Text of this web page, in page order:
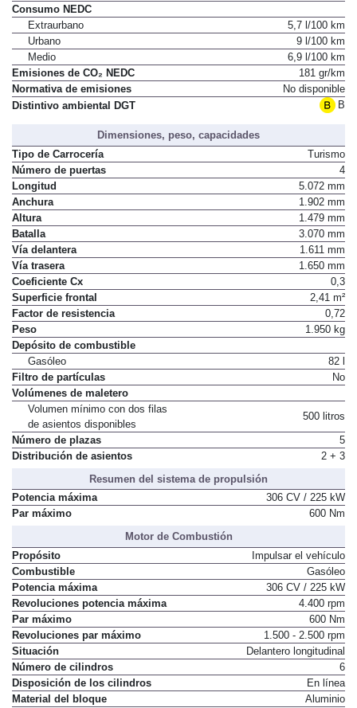
Consumo NEDC
Extraurbano
5,7 l/100 km
Urbano
9 l/100 km
Medio
6,9 l/100 km
Emisiones de CO₂ NEDC
181 gr/km
Normativa de emisiones
No disponible
Distintivo ambiental DGT
B
Dimensiones, peso, capacidades
Tipo de Carrocería
Turismo
Número de puertas
4
Longitud
5.072 mm
Anchura
1.902 mm
Altura
1.479 mm
Batalla
3.070 mm
Vía delantera
1.611 mm
Vía trasera
1.650 mm
Coeficiente Cx
0,3
Superficie frontal
2,41 m²
Factor de resistencia
0,72
Peso
1.950 kg
Depósito de combustible
Gasóleo
82 l
Filtro de partículas
No
Volúmenes de maletero
Volumen mínimo con dos filas
de asientos disponibles
500 litros
Número de plazas
5
Distribución de asientos
2 + 3
Resumen del sistema de propulsión
Potencia máxima
306 CV / 225 kW
Par máximo
600 Nm
Motor de Combustión
Propósito
Impulsar el vehículo
Combustible
Gasóleo
Potencia máxima
306 CV / 225 kW
Revoluciones potencia máxima
4.400 rpm
Par máximo
600 Nm
Revoluciones par máximo
1.500 - 2.500 rpm
Situación
Delantero longitudinal
Número de cilindros
6
Disposición de los cilindros
En línea
Material del bloque
Aluminio